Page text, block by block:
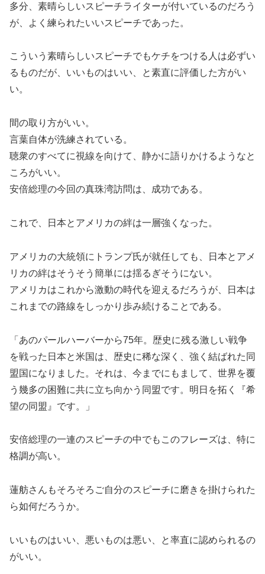
多分、素晴らしいスピーチライターが付いているのだろう
が、よく練られたいいスピーチであった。
こういう素晴らしいスピーチでもケチをつける人は必ずい
るものだが、いいものはいい、と素直に評価した方がい
い。
間の取り方がいい。
言葉自体が洗練されている。
聴衆のすべてに視線を向けて、静かに語りかけるようなと
ころがいい。
安倍総理の今回の真珠湾訪問は、成功である。
これで、日本とアメリカの絆は一層強くなった。
アメリカの大統領にトランプ氏が就任しても、日本とアメ
リカの絆はそうそう簡単には揺るぎそうにない。
アメリカはこれから激動の時代を迎えるだろうが、日本は
これまでの路線をしっかり歩み続けることである。
「あのパールハーバーから75年。歴史に残る激しい戦争
を戦った日本と米国は、歴史に稀な深く、強く結ばれた同
盟国になりました。それは、今までにもまして、世界を覆
う幾多の困難に共に立ち向かう同盟です。明日を拓く『希
望の同盟』です。」
安倍総理の一連のスピーチの中でもこのフレーズは、特に
格調が高い。
蓮舫さんもそろそろご自分のスピーチに磨きを掛けられた
ら如何だろうか。
いいものはいい、悪いものは悪い、と率直に認められるの
がいい。